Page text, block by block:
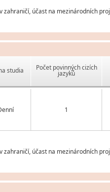
zahraničí, účast na mezinárodních
studia Počet povinných cizích
jazyků
1
zahraničí, účast na mezinárodních